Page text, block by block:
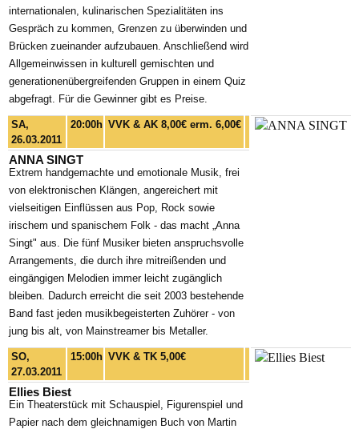
internationalen, kulinarischen Spezialitäten ins
Gespräch zu kommen, Grenzen zu überwinden und
Brücken zueinander aufzubauen. Anschließend wird
Allgemeinwissen in kulturell gemischten und
generationenübergreifenden Gruppen in einem Quiz
abgefragt. Für die Gewinner gibt es Preise.
SA,
26.03.2011
20:00h VVK & AK 8,00€ erm. 6,00€
ANNA SINGT
Extrem handgemachte und emotionale Musik, frei
von elektronischen Klängen, angereichert mit
vielseitigen Einflüssen aus Pop, Rock sowie
irischem und spanischem Folk - das macht „Anna
Singt" aus. Die fünf Musiker bieten anspruchsvolle
Arrangements, die durch ihre mitreißenden und
eingängigen Melodien immer leicht zugänglich
bleiben. Dadurch erreicht die seit 2003 bestehende
Band fast jeden musikbegeisterten Zuhörer - von
jung bis alt, von Mainstreamer bis Metaller.
SO,
27.03.2011
15:00h VVK & TK 5,00€
Ellies Biest
Ein Theaterstück mit Schauspiel, Figurenspiel und
Papier nach dem gleichnamigen Buch von Martin